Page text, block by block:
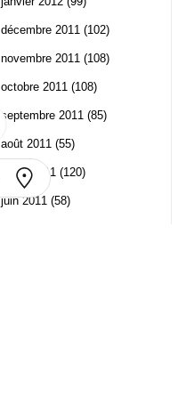
décembre 2011 (102)
novembre 2011 (108)
octobre 2011 (108)
septembre 2011 (85)
août 2011 (55)
juillet 2011 (120)
juin 2011 (58)